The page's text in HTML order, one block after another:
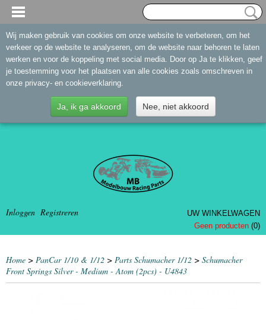
Inloggen Registreren
UW WINKELWAGEN
Geen producten (0)
Home > PanCar 1/10 & 1/12 > Parts Schumacher 1/12 > Schumacher
Front Springs Silver - Medium - Atom (2pcs) - U4843
Wij maken gebruik van cookies om onze website te verbeteren, om het
verkeer op de website te analyseren, om de website naar behoren te laten
werken en voor de koppeling met social media. Door op Ja te klikken, geef
je toestemming voor het plaatsen van alle cookies zoals omschreven in
onze privacy- en cookieverklaring.
Ja, ik ga akkoord Nee, niet akkoord